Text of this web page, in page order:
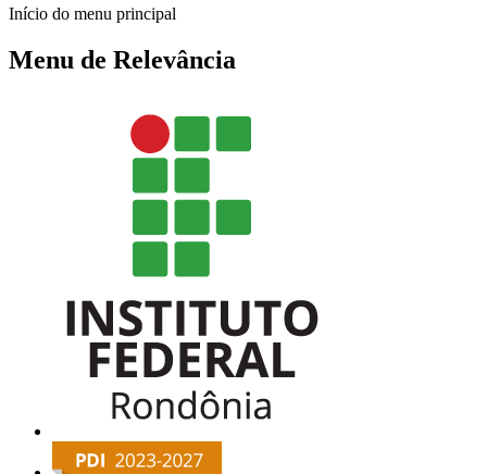
Início do menu principal
Menu de Relevância